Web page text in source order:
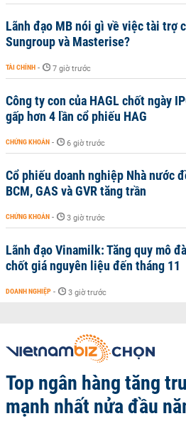
Lãnh đạo MB nói gì về việc tài trợ
Sungroup và Masterise?
TÀI CHÍNH - 7 giờ trước
Công ty con của HAGL chốt ngày
gấp hơn 4 lần cổ phiếu HAG
CHỨNG KHOÁN - 6 giờ trước
Cổ phiếu doanh nghiệp Nhà nước
BCM, GAS và GVR tăng trần
CHỨNG KHOÁN - 3 giờ trước
Lãnh đạo Vinamilk: Tăng quy mô
chốt giá nguyên liệu đến tháng 11
DOANH NGHIỆP - 3 giờ trước
Top ngân hàng tăng
mạnh nhất nửa đầu